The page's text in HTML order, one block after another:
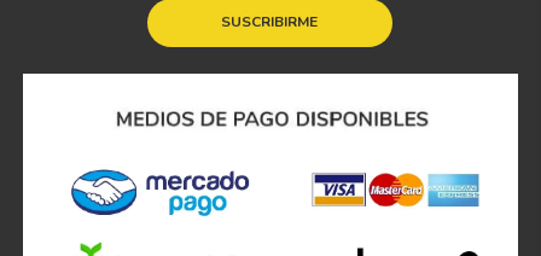
SUSCRIBIRME